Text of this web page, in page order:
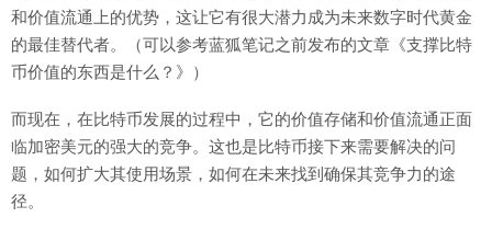
和价值流通上的优势，这让它有很大潜力成为未来数字时代黄金
的最佳替代者。（可以参考蓝狐笔记之前发布的文章《支撑比特
币价值的东西是什么？》）
而现在，在比特币发展的过程中，它的价值存储和价值流通正面
临加密美元的强大的竞争。这也是比特币接下来需要解决的问
题，如何扩大其使用场景，如何在未来找到确保其竞争力的途
径。